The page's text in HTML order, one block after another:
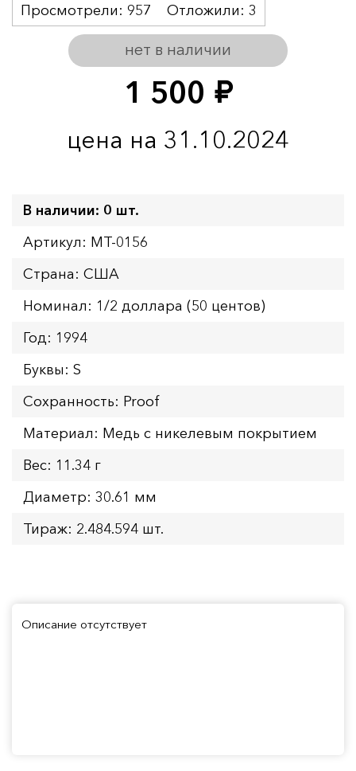
1 500 руб.
цена на 31.10.2024
нет в наличии
Просмотрели: 957 Отложили: 3
В наличии: 0 шт.
Артикул: MT-0156
Страна: США
Номинал: 1/2 доллара (50 центов)
Год: 1994
Буквы: S
Сохранность: Proof
Материал: Медь с никелевым покрытием
Вес: 11.34 г
Диаметр: 30.61 мм
Тираж: 2.484.594 шт.
Описание отсутствует